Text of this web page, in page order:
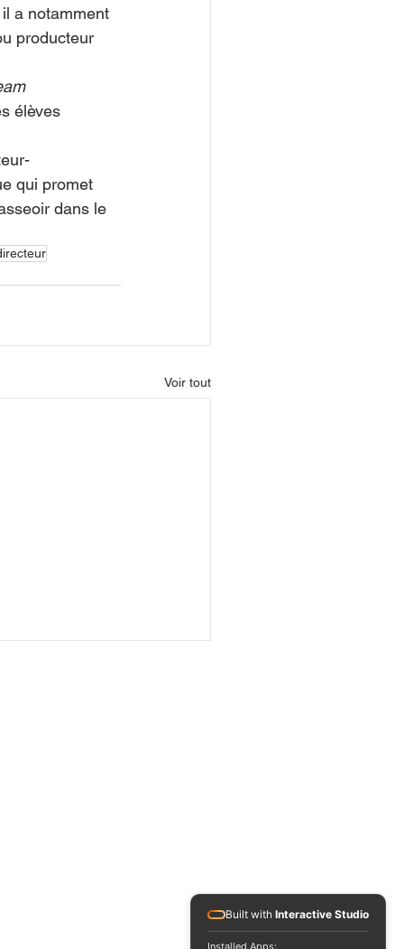
a notamment
producteur
élèves
qui promet
dans le
Voir tout
Built with Interactive Studio
Installed Apps: